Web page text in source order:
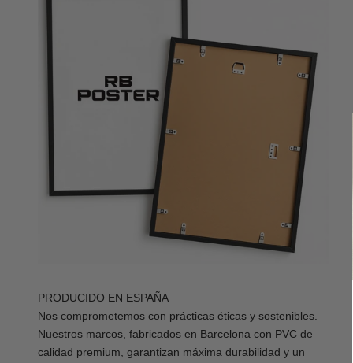
PRODUCIDO EN ESPAÑA
Nos comprometemos con prácticas éticas y sostenibles.
Nuestros marcos, fabricados en Barcelona con PVC de
calidad premium, garantizan máxima durabilidad y un